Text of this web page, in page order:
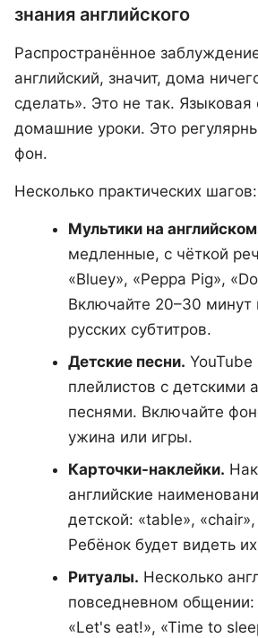
знания английского
Распространённое
английский, значит, дома
сделать». Это не так.
домашние уроки. Это
фон.
Несколько практических шагов:
Мультики на
медленные, с чёткой
«Bluey», «Peppa Pig»,
Включайте 20–30 минут
русских субтитров.
Детские песни. YouTube
плейлистов с детскими
песнями. Включайте
ужина или игры.
Карточки-наклейки.
английские
детской: «table»,
Ребёнок будет видеть
Ритуалы. Несколько
повседневном общении:
«Let's eat!», «Time to